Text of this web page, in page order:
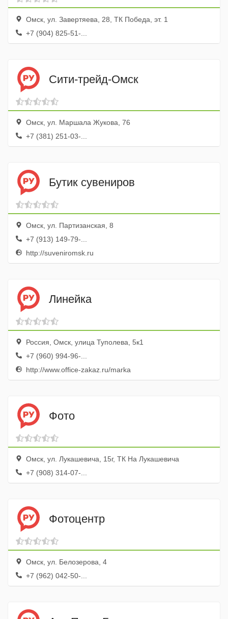
Омск, ул. Завертяева, 28, ТК Победа, эт. 1
+7 (904) 825-51-...
Сити-трейд-Омск
Омск, ул. Маршала Жукова, 76
+7 (381) 251-03-...
Бутик сувениров
Омск, ул. Партизанская, 8
+7 (913) 149-79-...
http://suveniromsk.ru
Линейка
Россия, Омск, улица Туполева, 5к1
+7 (960) 994-96-...
http://www.office-zakaz.ru/marka
Фото
Омск, ул. Лукашевича, 15г, ТК На Лукашевича
+7 (908) 314-07-...
Фотоцентр
Омск, ул. Белозерова, 4
+7 (962) 042-50-...